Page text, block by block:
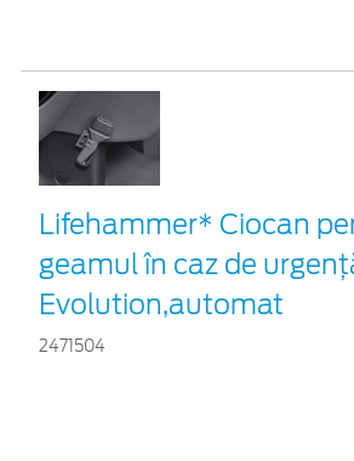
Lifehammer* Ciocan
geamul în caz de
Evolution,automat
2471504